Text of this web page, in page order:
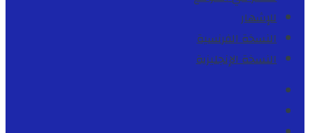
للإشهار
النسخة الفرنسية
النسخة الإنجليزية